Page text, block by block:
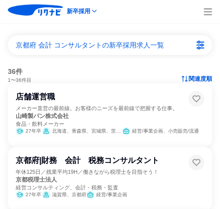
新卒採用
京都府 会計 コンサルタントの新卒採用求人一覧
36件
1〜36件目 関連度順
店舗運営職
メーカー直営の最前線。お客様のニーズを最前線で把握する仕事。
山崎製パン株式会社
食品・飲料メーカー
27年卒 北海道、青森県、宮城県、茨城県、群馬県、埼玉県、千葉県、東京都、神奈川県、新潟県、愛知県、京都府、大阪府、兵庫県、岡山県、広島県、福岡県、熊本県 経営/事業企画、小売販売/流通
京都府|財務 会計 税務コンサルタント
年休125日／残業平均19H／働きながら税理士を目指そう！
京都税理士法人
経営コンサルティング、会計・税務・監査
27年卒 滋賀県、京都府 経営/事業企画